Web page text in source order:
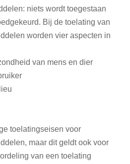
niets wordt toegestaan
Bij de toelating van
worden vier aspecten in
van mens en dier
toelatingseisen voor
maar dit geldt ook voor
van een toelating